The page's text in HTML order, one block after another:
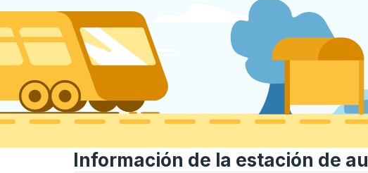
Información de la estación de